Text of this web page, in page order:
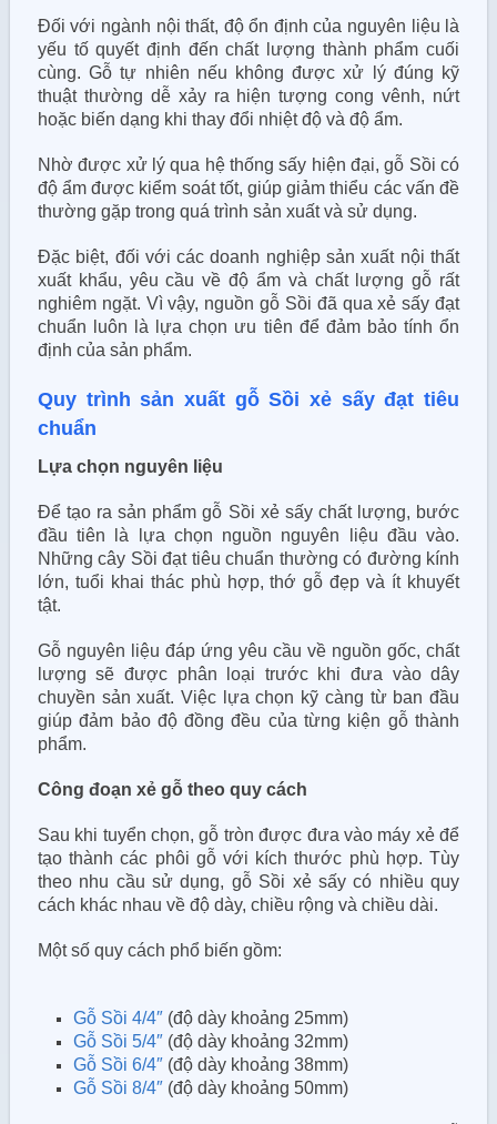
Đối với ngành nội thất, độ ổn định của nguyên liệu là
yếu tố quyết định đến chất lượng thành phẩm cuối
cùng. Gỗ tự nhiên nếu không được xử lý đúng kỹ
thuật thường dễ xảy ra hiện tượng cong vênh, nứt
hoặc biến dạng khi thay đổi nhiệt độ và độ ẩm.
Nhờ được xử lý qua hệ thống sấy hiện đại, gỗ Sồi có
độ ẩm được kiểm soát tốt, giúp giảm thiểu các vấn đề
thường gặp trong quá trình sản xuất và sử dụng.
Đặc biệt, đối với các doanh nghiệp sản xuất nội thất
xuất khẩu, yêu cầu về độ ẩm và chất lượng gỗ rất
nghiêm ngặt. Vì vậy, nguồn gỗ Sồi đã qua xẻ sấy đạt
chuẩn luôn là lựa chọn ưu tiên để đảm bảo tính ổn
định của sản phẩm.
Quy trình sản xuất gỗ Sồi xẻ sấy đạt tiêu
chuẩn
Lựa chọn nguyên liệu
Để tạo ra sản phẩm gỗ Sồi xẻ sấy chất lượng, bước
đầu tiên là lựa chọn nguồn nguyên liệu đầu vào.
Những cây Sồi đạt tiêu chuẩn thường có đường kính
lớn, tuổi khai thác phù hợp, thớ gỗ đẹp và ít khuyết
tật.
Gỗ nguyên liệu đáp ứng yêu cầu về nguồn gốc, chất
lượng sẽ được phân loại trước khi đưa vào dây
chuyền sản xuất. Việc lựa chọn kỹ càng từ ban đầu
giúp đảm bảo độ đồng đều của từng kiện gỗ thành
phẩm.
Công đoạn xẻ gỗ theo quy cách
Sau khi tuyển chọn, gỗ tròn được đưa vào máy xẻ để
tạo thành các phôi gỗ với kích thước phù hợp. Tùy
theo nhu cầu sử dụng, gỗ Sồi xẻ sấy có nhiều quy
cách khác nhau về độ dày, chiều rộng và chiều dài.
Một số quy cách phổ biến gồm:
Gỗ Sồi 4/4″ (độ dày khoảng 25mm)
Gỗ Sồi 5/4″ (độ dày khoảng 32mm)
Gỗ Sồi 6/4″ (độ dày khoảng 38mm)
Gỗ Sồi 8/4″ (độ dày khoảng 50mm)